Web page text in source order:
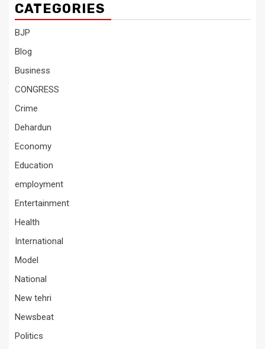
CATEGORIES
BJP
Blog
Business
CONGRESS
Crime
Dehardun
Economy
Education
employment
Entertainment
Health
International
Model
National
New tehri
Newsbeat
Politics